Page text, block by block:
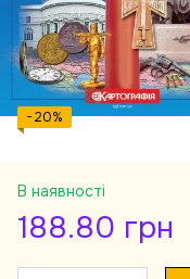
−20%
В наявності
188.80 грн